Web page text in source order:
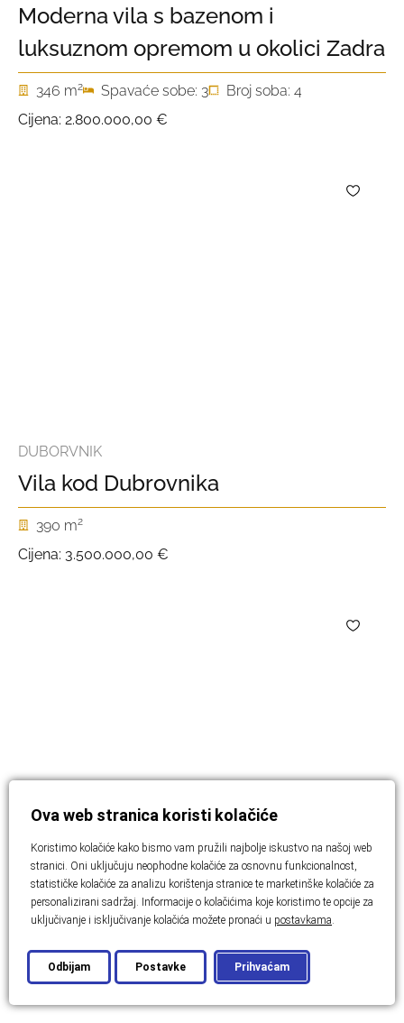
Moderna vila s bazenom i
luksuznom opremom u okolici Zadra
346 m2 Spavaće sobe: 3
Broj soba: 4
Cijena: 2.800.000,00 €
DUBORVNIK
Vila kod Dubrovnika
390 m2
Cijena: 3.500.000,00 €
ISTRA
Moderna dvojna vila u Istri
215 m2 Spavaće sobe: 3
Broj soba: 4
Cijena:1.450.000,00 €
Ova web stranica koristi kolačiće
Koristimo kolačiće kako bismo vam pružili najbolje iskustvo na našoj web
stranici. Oni uključuju neophodne kolačiće za osnovnu funkcionalnost,
statističke kolačiće za analizu korištenja stranice te marketinške kolačiće za
personalizirani sadržaj. Informacije o kolačićima koje koristimo te opcije za
uključivanje i isključivanje kolačića možete pronaći u postavkama.
Prihvaćam
Odbijam Postavke